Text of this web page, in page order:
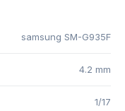
samsung SM-G935F
4.2 mm
1/17